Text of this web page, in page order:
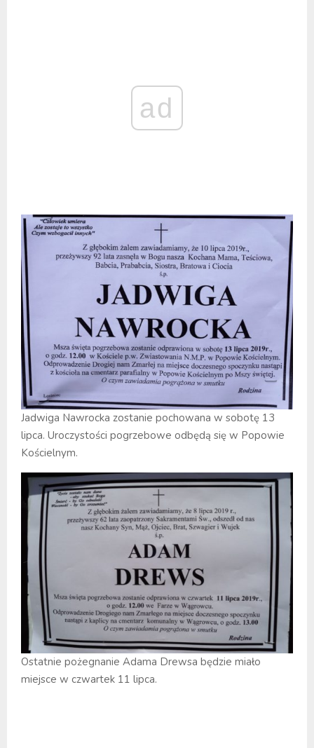
ad
Jadwiga Nawrocka zostanie pochowana w sobotę 13
lipca. Uroczystości pogrzebowe odbędą się w Popowie
Kościelnym.
Ostatnie pożegnanie Adama Drewsa będzie miało
miejsce w czwartek 11 lipca.